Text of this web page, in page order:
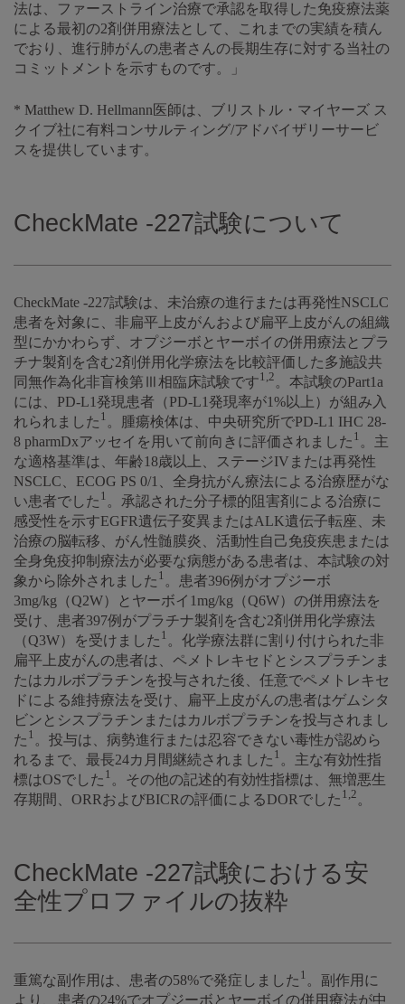
法は、ファーストライン治療で承認を取得した免疫療法薬
による最初の2剤併用療法として、これまでの実績を積ん
でおり、進行肺がんの患者さんの長期生存に対する当社の
コミットメントを示すものです。」
* Matthew D. Hellmann医師は、ブリストル・マイヤーズ ス
クイブ社に有料コンサルティング/アドバイザリーサービ
スを提供しています。
CheckMate -227試験について
CheckMate -227試験は、未治療の進行または再発性NSCLC
患者を対象に、非扁平上皮がんおよび扁平上皮がんの組織
型にかかわらず、オプジーボとヤーボイの併用療法とプラ
チナ製剤を含む2剤併用化学療法を比較評価した多施設共
同無作為化非盲検第Ⅲ相臨床試験です1,2 。本試験のPart1a
には、PD-L1発現患者（PD-L1発現率が1%以上）が組み入
れられました 1 。腫瘍検体は、中央研究所でPD-L1 IHC 28-
8 pharmDxアッセイを用いて前向きに評価されました 1 。主
な適格基準は、年齢18歳以上、ステージIVまたは再発性
NSCLC、ECOG PS 0/1、全身抗がん療法による治療歴がな
い患者でした 1 。承認された分子標的阻害剤による治療に
感受性を示すEGFR遺伝子変異またはALK遺伝子転座、未
治療の脳転移、がん性髄膜炎、活動性自己免疫疾患または
全身免疫抑制療法が必要な病態がある患者は、本試験の対
象から除外されました 1 。患者396例がオプジーボ
3mg/kg（Q2W）とヤーボイ1mg/kg（Q6W）の併用療法を
受け、患者397例がプラチナ製剤を含む2剤併用化学療法
（Q3W）を受けました 1 。化学療法群に割り付けられた非
扁平上皮がんの患者は、ペメトレキセドとシスプラチンま
たはカルボプラチンを投与された後、任意でペメトレキセ
ドによる維持療法を受け、扁平上皮がんの患者はゲムシタ
ビンとシスプラチンまたはカルボプラチンを投与されまし
た 1 。投与は、病勢進行または忍容できない毒性が認めら
れるまで、最長24カ月間継続されました 1 。主な有効性指
標はOSでした 1 。その他の記述的有効性指標は、無増悪生
存期間、ORRおよびBICRの評価によるDORでした 1,2 。
CheckMate -227試験における安
全性プロファイルの抜粋
重篤な副作用は、患者の58%で発症しました 1 。副作用に
より、患者の24%でオプジーボとヤーボイの併用療法が中